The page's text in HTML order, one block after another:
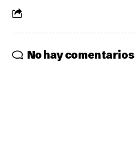
No hay comentarios